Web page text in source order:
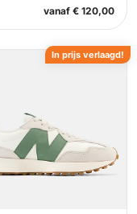
vanaf € 120,00
In prijs verlaagd!